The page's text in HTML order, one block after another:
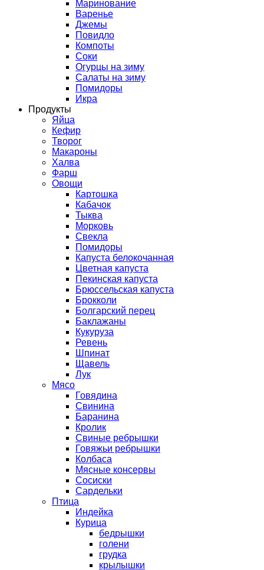
Маринование
Варенье
Джемы
Повидло
Компоты
Соки
Огурцы на зиму
Салаты на зиму
Помидоры
Икра
Продукты
Яйца
Кефир
Творог
Макароны
Халва
Фарш
Овощи
Картошка
Кабачок
Тыква
Морковь
Свекла
Помидоры
Капуста белокочанная
Цветная капуста
Пекинская капуста
Брюссельская капуста
Брокколи
Болгарский перец
Баклажаны
Кукуруза
Ревень
Шпинат
Щавель
Лук
Мясо
Говядина
Свинина
Баранина
Кролик
Свиные ребрышки
Говяжьи ребрышки
Колбаса
Мясные консервы
Сосиски
Сардельки
Птица
Индейка
Курица
бедрышки
голени
грудка
крылышки